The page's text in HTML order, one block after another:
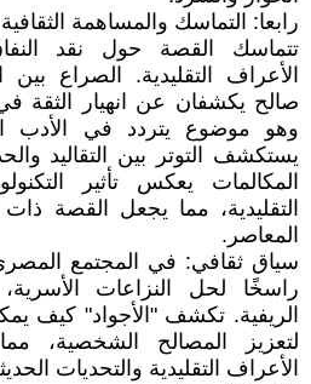
رابعا: التماسك والمساهمة الثقافية
تتماسك القصة حول نقد
الأعراف التقليدية. الصراع
صالح يكشفان عن انهيار الثقة
وهو موضوع يتردد في الأدب
يستكشف التوتر بين التقاليد
المكالمات يعكس تأثير
التقليدية، مما يجعل القصة
المعاصر.
سياق ثقافي: في المجتمع
راسخًا لحل النزاعات
الريفية. تكشف "الأجواد" كيف
لتعزيز المصالح الشخصية،
الأعراف التقليدية والتحديات